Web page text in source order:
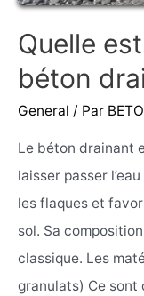
Quelle
béton
General / Par
Le béton drainant
laisser passer
les flaques et
sol. Sa
classique. Les
granulats) Ce sont